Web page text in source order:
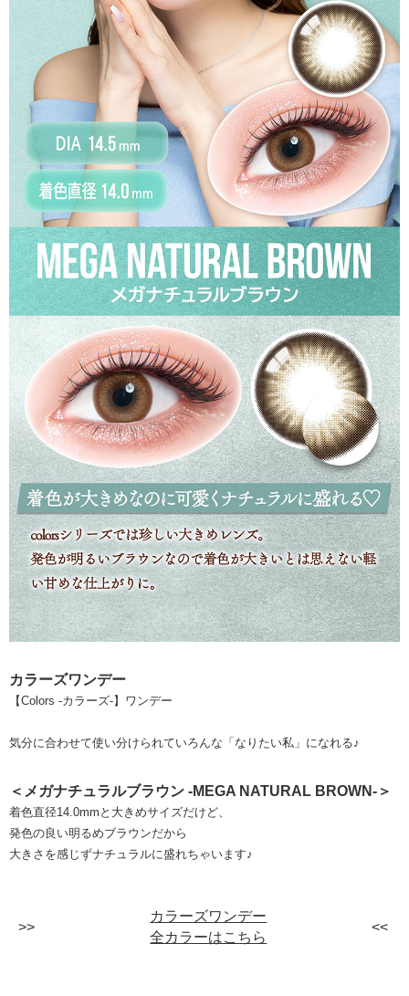
カラーズワンデー
【Colors -カラーズ-】ワンデー
気分に合わせて使い分けられていろんな「なりたい私」になれる♪
＜メガナチュラルブラウン -MEGA NATURAL BROWN-＞
着色直径14.0mmと大きめサイズだけど、
発色の良い明るめブラウンだから
大きさを感じずナチュラルに盛れちゃいます♪
カラーズワンデー
全カラーはこちら